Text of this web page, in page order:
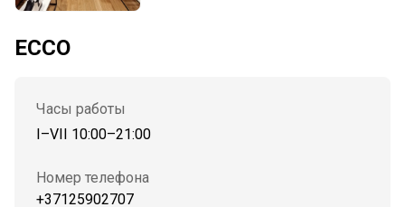
ECCO
Часы работы
I–VII 10:00–21:00
Номер телефона
+37125902707